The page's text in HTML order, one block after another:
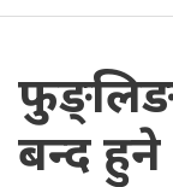
फुङ्लिङ
बन्द हुने